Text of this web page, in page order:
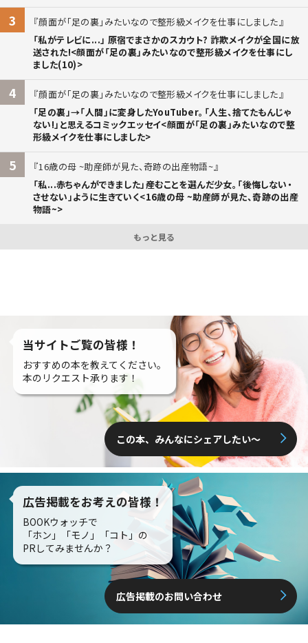
3
顔面が「足の裏」みたいなので整形級メイクを仕事にしました
「私がテレビに...」 原宿でまさかのスカウト? 詐欺メイクが全国に放
送された!<顔面が「足の裏」みたいなので整形級メイクを仕事にし
ました(10)>
4
顔面が「足の裏」みたいなので整形級メイクを仕事にしました
「足の裏」→「人間」に変身したYouTuber。「人生、捨てたもんじゃ
ない!」と思えるコミックエッセイ<顔面が「足の裏」みたいなので整
形級メイクを仕事にしました>
5
16歳の母 ~助産師が見た、奇跡の出産物語~
「私...赤ちゃんができました」――産むことを選んだ少女。「後悔しない・
させない」ように生きていく<16歳の母 ~助産師が見た、奇跡の出産
物語~>
もっと見る
当サイトご覧の皆様！
おすすめの本を教えてください。
本のリクエスト承ります！
この本、みんなにシェアしたい〜
広告掲載をお考えの皆様！
BOOKウォッチで
「ホン」「モノ」「コト」の
PRしてみませんか？
広告掲載のお問い合わせ